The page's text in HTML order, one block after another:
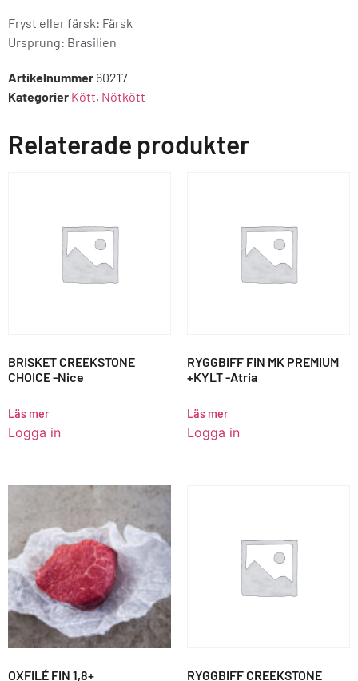
Fryst eller färsk: Färsk
Ursprung: Brasilien
Artikelnummer 60217
Kategorier Kött, Nötkött
Relaterade produkter
BRISKET CREEKSTONE
CHOICE -Nice
Läs mer
Logga in
RYGGBIFF FIN MK PREMIUM
+KYLT -Atria
Läs mer
Logga in
OXFILÉ FIN 1,8+ RYGGBIFF CREEKSTONE